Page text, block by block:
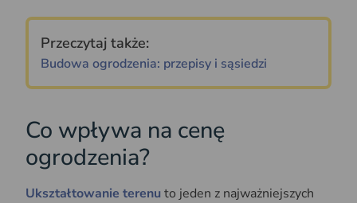
Przeczytaj także:
Budowa ogrodzenia: przepisy i sąsiedzi
Co wpływa na cenę
ogrodzenia?
Ukształtowanie terenu to jeden z najważniejszych